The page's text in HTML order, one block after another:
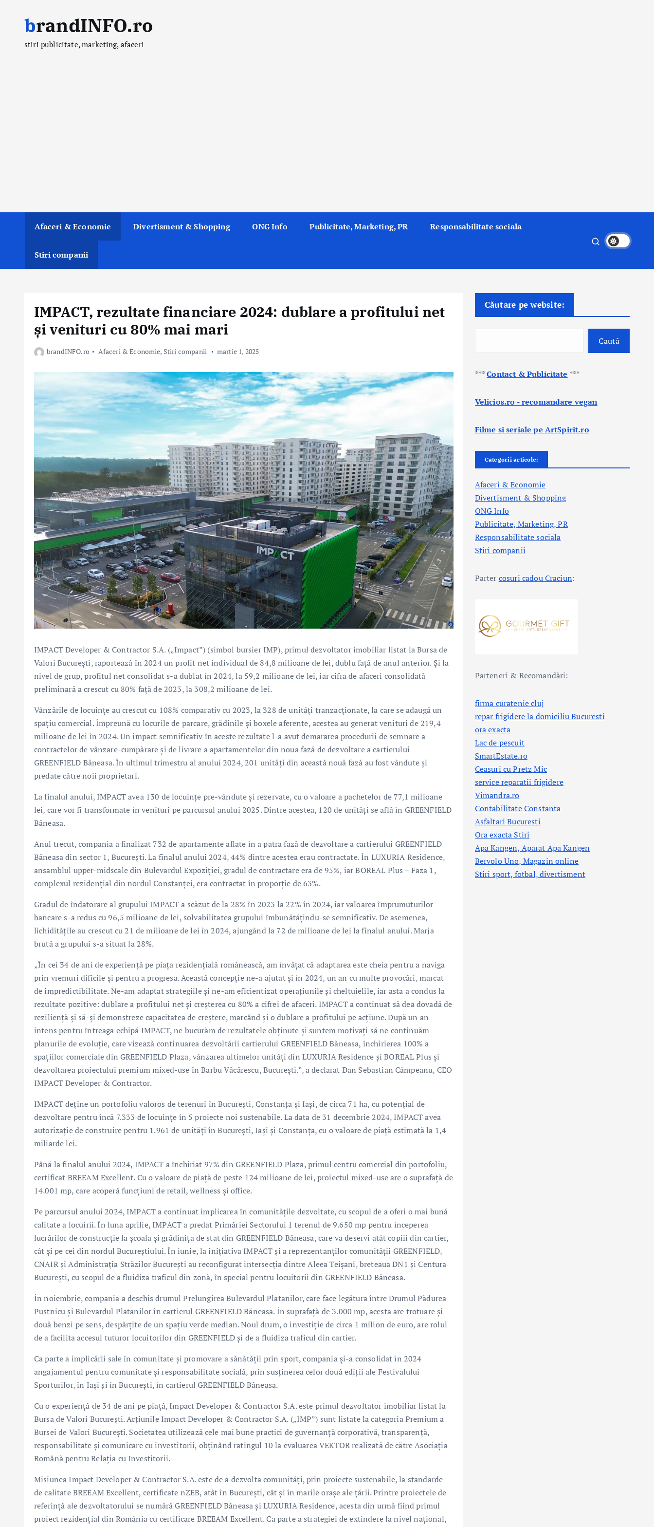
brandINFO.ro
stiri publicitate, marketing, afaceri
Afaceri & Economie Divertisment & Shopping ONG Info Publicitate, Marketing, PR Responsabilitate sociala
Stiri companii
IMPACT, rezultate financiare 2024: dublare a profitului net
și venituri cu 80% mai mari
brandINFO.ro Afaceri & Economie, Stiri companii martie 1, 2025
IMPACT Developer & Contractor S.A. („Impact”) (simbol bursier IMP), primul dezvoltator imobiliar listat la Bursa de
Valori București, raportează în 2024 un profit net individual de 84,8 milioane de lei, dublu față de anul anterior. Și la
nivel de grup, profitul net consolidat s-a dublat în 2024, la 59,2 milioane de lei, iar cifra de afaceri consolidată
preliminară a crescut cu 80% față de 2023, la 308,2 milioane de lei.
Vânzările de locuințe au crescut cu 108% comparativ cu 2023, la 328 de unități tranzacționate, la care se adaugă un
spațiu comercial. Împreună cu locurile de parcare, grădinile și boxele aferente, acestea au generat venituri de 219,4
milioane de lei în 2024. Un impact semnificativ în aceste rezultate l-a avut demararea procedurii de semnare a
contractelor de vânzare-cumpărare și de livrare a apartamentelor din noua fază de dezvoltare a cartierului
GREENFIELD Băneasa. În ultimul trimestru al anului 2024, 201 unități din această nouă fază au fost vândute și
predate către noii proprietari.
La finalul anului, IMPACT avea 130 de locuințe pre-vândute și rezervate, cu o valoare a pachetelor de 77,1 milioane
lei, care vor fi transformate în venituri pe parcursul anului 2025. Dintre acestea, 120 de unități se află în GREENFIELD
Băneasa.
Anul trecut, compania a finalizat 732 de apartamente aflate în a patra fază de dezvoltare a cartierului GREENFIELD
Băneasa din sector 1, București. La finalul anului 2024, 44% dintre acestea erau contractate. În LUXURIA Residence,
ansamblul upper-midscale din Bulevardul Expoziției, gradul de contractare era de 95%, iar BOREAL Plus – Faza 1,
complexul rezidențial din nordul Constanței, era contractat în proporție de 63%.
Gradul de îndatorare al grupului IMPACT a scăzut de la 28% în 2023 la 22% în 2024, iar valoarea împrumuturilor
bancare s-a redus cu 96,5 milioane de lei, solvabilitatea grupului îmbunătățindu-se semnificativ. De asemenea,
lichiditățile au crescut cu 21 de milioane de lei în 2024, ajungând la 72 de milioane de lei la finalul anului. Marja
brută a grupului s-a situat la 28%.
„În cei 34 de ani de experiență pe piața rezidențială românească, am învățat că adaptarea este cheia pentru a naviga
prin vremuri dificile și pentru a progresa. Această concepție ne-a ajutat și în 2024, un an cu multe provocări, marcat
de impredictibilitate. Ne-am adaptat strategiile și ne-am eficientizat operațiunile și cheltuielile, iar asta a condus la
rezultate pozitive: dublare a profitului net și creșterea cu 80% a cifrei de afaceri. IMPACT a continuat să dea dovadă de
reziliență și să-și demonstreze capacitatea de creștere, marcând și o dublare a profitului pe acțiune. După un an
intens pentru întreaga echipă IMPACT, ne bucurăm de rezultatele obținute și suntem motivați să ne continuăm
planurile de evoluție, care vizează continuarea dezvoltării cartierului GREENFIELD Băneasa, închirierea 100% a
spațiilor comerciale din GREENFIELD Plaza, vânzarea ultimelor unități din LUXURIA Residence și BOREAL Plus și
dezvoltarea proiectului premium mixed-use în Barbu Văcărescu, București.”, a declarat Dan Sebastian Câmpeanu, CEO
IMPACT Developer & Contractor.
IMPACT deține un portofoliu valoros de terenuri în București, Constanța și Iași, de circa 71 ha, cu potențial de
dezvoltare pentru încă 7.333 de locuințe în 5 proiecte noi sustenabile. La data de 31 decembrie 2024, IMPACT avea
autorizație de construire pentru 1.961 de unități în București, Iași și Constanța, cu o valoare de piață estimată la 1,4
miliarde lei.
Până la finalul anului 2024, IMPACT a închiriat 97% din GREENFIELD Plaza, primul centru comercial din portofoliu,
certificat BREEAM Excellent. Cu o valoare de piață de peste 124 milioane de lei, proiectul mixed-use are o suprafață de
14.001 mp, care acoperă funcțiuni de retail, wellness și office.
Pe parcursul anului 2024, IMPACT a continuat implicarea în comunitățile dezvoltate, cu scopul de a oferi o mai bună
calitate a locuirii. În luna aprilie, IMPACT a predat Primăriei Sectorului 1 terenul de 9.650 mp pentru începerea
lucrărilor de construcție la școala și grădinița de stat din GREENFIELD Băneasa, care va deservi atât copiii din cartier,
cât și pe cei din nordul Bucureștiului. În iunie, la inițiativa IMPACT și a reprezentanților comunității GREENFIELD,
CNAIR și Administrația Străzilor București au reconfigurat intersecția dintre Aleea Teișani, breteaua DN1 și Centura
București, cu scopul de a fluidiza traficul din zonă, în special pentru locuitorii din GREENFIELD Băneasa.
În noiembrie, compania a deschis drumul Prelungirea Bulevardul Platanilor, care face legătura între Drumul Pădurea
Pustnicu și Bulevardul Platanilor în cartierul GREENFIELD Băneasa. În suprafață de 3.000 mp, acesta are trotuare și
două benzi pe sens, despărțite de un spațiu verde median. Noul drum, o investiție de circa 1 milion de euro, are rolul
de a facilita accesul tuturor locuitorilor din GREENFIELD și de a fluidiza traficul din cartier.
Ca parte a implicării sale în comunitate și promovare a sănătății prin sport, compania și-a consolidat în 2024
angajamentul pentru comunitate și responsabilitate socială, prin susținerea celor două ediții ale Festivalului
Sporturilor, în Iași și în București, în cartierul GREENFIELD Băneasa.
Cu o experiență de 34 de ani pe piață, Impact Developer & Contractor S.A. este primul dezvoltator imobiliar listat la
Bursa de Valori București. Acțiunile Impact Developer & Contractor S.A. („IMP”) sunt listate la categoria Premium a
Bursei de Valori București. Societatea utilizează cele mai bune practici de guvernanță corporativă, transparență,
responsabilitate şi comunicare cu investitorii, obținând ratingul 10 la evaluarea VEKTOR realizată de către Asociația
Română pentru Relația cu Investitorii.
Misiunea Impact Developer & Contractor S.A. este de a dezvolta comunități, prin proiecte sustenabile, la standarde
de calitate BREEAM Excellent, certificate nZEB, atât în București, cât și în marile orașe ale țării. Printre proiectele de
referință ale dezvoltatorului se numără GREENFIELD Băneasa și LUXURIA Residence, acesta din urmă fiind primul
proiect rezidențial din România cu certificare BREEAM Excellent. Ca parte a strategiei de extindere la nivel național,
Căutare pe website:
Caută
***Contact & Publicitate ***
Velicios.ro - recomandare vegan
Filme si seriale pe ArtSpirit.ro
Categorii articole:
Afaceri & Economie
Divertisment & Shopping
ONG Info
Publicitate, Marketing, PR
Responsabilitate sociala
Stiri companii
Parter cosuri cadou Craciun:
Parteneri & Recomandări:
firma curatenie cluj
repar frigidere la domiciliu Bucuresti
ora exacta
Lac de pescuit
SmartEstate.ro
Ceasuri cu Pretz Mic
service reparatii frigidere
Vimandra.ro
Contabilitate Constanta
Asfaltari Bucuresti
Ora exacta Stiri
Apa Kangen, Aparat Apa Kangen
Bervolo Uno, Magazin online
Stiri sport, fotbal,divertisment